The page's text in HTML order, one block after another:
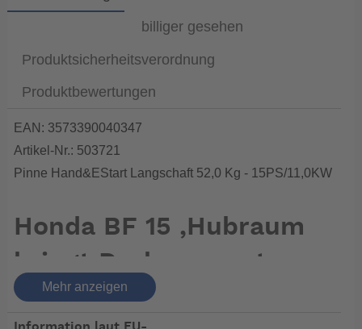
billiger gesehen
Produktsicherheitsverordnung
Produktbewertungen
EAN: 3573390040347
Artikel-Nr.: 503721
Pinne Hand&EStart Langschaft 52,0 Kg - 15PS/11,0KW
Honda BF 15 ,Hubraum
bringt Drehmoment
auch mit E-Start und
Mehr anzeigen